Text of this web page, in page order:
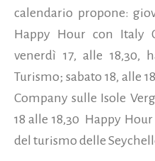
calendario propone:
Happy Hour con Italy
venerdì 17, alle 18,30,
Turismo; sabato 18, alle
Company sulle Isole
18 alle 18,30 Happy
del turismo delle